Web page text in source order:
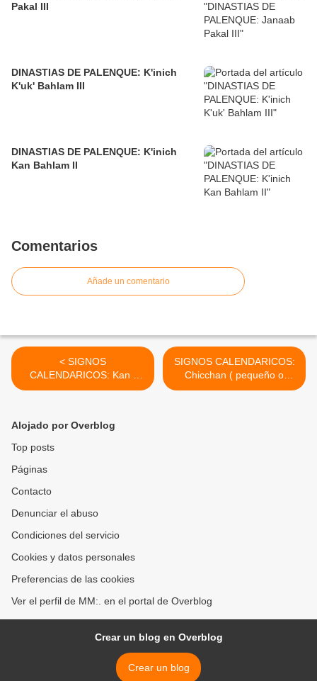
Pakal III
DINASTIAS DE PALENQUE: K'inich
K'uk' Bahlam III
DINASTIAS DE PALENQUE: K'inich
Kan Bahlam II
Comentarios
Añade un comentario
< SIGNOS
CALENDARICOS: Kan (
semilla o serpiente)
SIGNOS CALENDARICOS:
Chicchan ( pequeño o
serpiente) >
Alojado por Overblog
Top posts
Páginas
Contacto
Denunciar el abuso
Condiciones del servicio
Cookies y datos personales
Preferencias de las cookies
Ver el perfil de MM:. en el portal de Overblog
Crear un blog en Overblog
Crear un blog